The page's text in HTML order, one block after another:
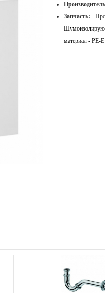
Запчасть:
материал - PE-